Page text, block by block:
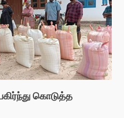
கொடுத்த